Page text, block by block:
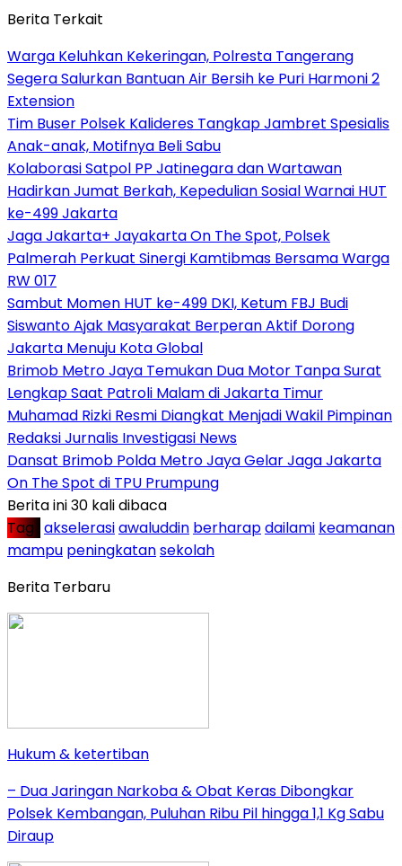
Berita Terkait
Warga Keluhkan Kekeringan, Polresta Tangerang
Segera Salurkan Bantuan Air Bersih ke Puri Harmoni 2
Extension
Tim Buser Polsek Kalideres Tangkap Jambret Spesialis
Anak-anak, Motifnya Beli Sabu
Kolaborasi Satpol PP Jatinegara dan Wartawan
Hadirkan Jumat Berkah, Kepedulian Sosial Warnai HUT
ke-499 Jakarta
Jaga Jakarta+ Jayakarta On The Spot, Polsek
Palmerah Perkuat Sinergi Kamtibmas Bersama Warga
RW 017
Sambut Momen HUT ke-499 DKI, Ketum FBJ Budi
Siswanto Ajak Masyarakat Berperan Aktif Dorong
Jakarta Menuju Kota Global
Brimob Metro Jaya Temukan Dua Motor Tanpa Surat
Lengkap Saat Patroli Malam di Jakarta Timur
Muhamad Rizki Resmi Diangkat Menjadi Wakil Pimpinan
Redaksi Jurnalis Investigasi News
Dansat Brimob Polda Metro Jaya Gelar Jaga Jakarta
On The Spot di TPU Prumpung
Berita ini 30 kali dibaca
Tag : akselerasiawaluddin berharapdailami keamanan
mampu peningkatansekolah
Berita Terbaru
Hukum & ketertiban
– Dua Jaringan Narkoba & Obat Keras Dibongkar
Polsek Kembangan, Puluhan Ribu Pil hingga 1,1 Kg Sabu
Diraup